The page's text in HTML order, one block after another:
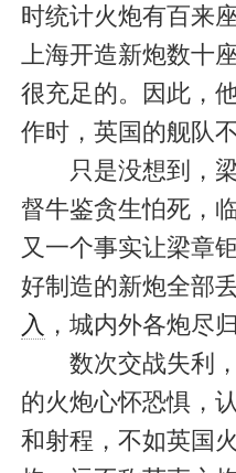
时统计火炮有百来
上海开造新炮数十
很充足的。因此，
作时，英国的舰队
只是没想到，梁
督牛鉴贪生怕死，
又一个事实让梁章
好制造的新炮全部
入 ，城内外各炮尽
数次交战失利，
的火炮心怀恐惧，
和射程，不如英国